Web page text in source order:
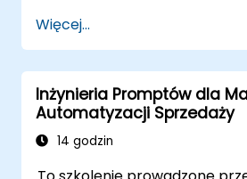
marketingowe przy użyciu
Integrować treści
szerszymi strategiami
Analizować i
marketingowe napędzane
poprawy ich skuteczności.
Więcej...
Inżynieria Promptów dla
Automatyzacji Sprzedaży
14 godzin